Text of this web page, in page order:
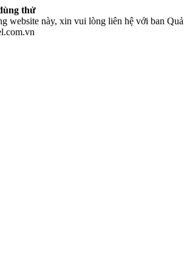
thử
website này, xin vui lòng liên hệ với ban